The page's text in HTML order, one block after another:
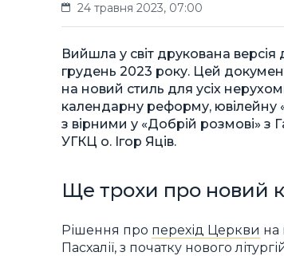
24 травня 2023, 07:00
Вийшла у світ друкована
грудень 2023 року. Цей
на новий стиль для усіх
календарну реформу, ювілейну
з вірними у «Добрій розмові» з
УГКЦ о. Ігор Яців.
Ще трохи про новий
Рішення про перехід Церкви на
Пасхалії, з початку нового